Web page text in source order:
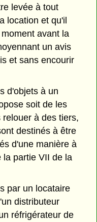
levée à tout
location et qu'il
avant la
un avis
et sans encourir
d'objets à un
soit de les
à des tiers,
destinés à être
d'une manière à
la partie VII de la
par un locataire
distributeur
réfrigérateur de